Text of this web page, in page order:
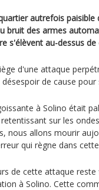
autrefois paisible
bruit des armes
s'élèvent au-dessus
d'une attaque
de cause pour
à Solino était
sur les
nous allons mourir
qui règne dans
de cette attaque
à Solino. Cette